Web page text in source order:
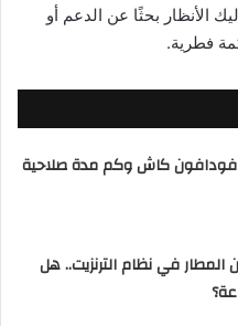
الأنظار بحثًا عن الدعم أو
فطرية.
كاش وكم مدة صلاحية
المطار في نظام الترنزيت.. هل